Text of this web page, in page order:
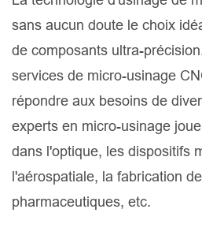
sans aucun doute le choix
de composants ultra-
services de micro-usinage
répondre aux besoins de
experts en micro-usinage
dans l'optique, les dispositifs
l'aérospatiale, la fabrication
pharmaceutiques, etc.